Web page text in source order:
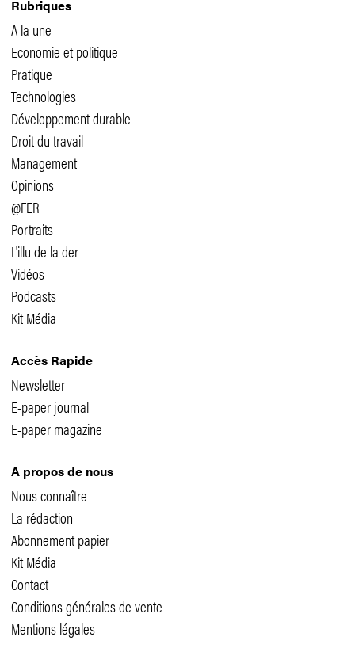
Rubriques
A la une
Economie et politique
Pratique
Technologies
Développement durable
Droit du travail
Management
Opinions
@FER
Portraits
L'illu de la der
Vidéos
Podcasts
Kit Média
Accès Rapide
Newsletter
E-paper journal
E-paper magazine
A propos de nous
Nous connaître
La rédaction
Abonnement papier
Kit Média
Contact
Conditions générales de vente
Mentions légales